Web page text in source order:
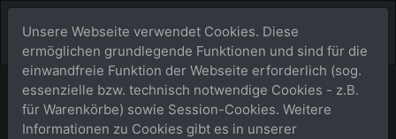
Unsere Webseite verwendet Cookies. Diese
ermöglichen grundlegende Funktionen und sind für die
einwandfreie Funktion der Webseite erforderlich (sog.
essenzielle bzw. technisch notwendige Cookies - z.B.
für Warenkörbe) sowie Session-Cookies. Weitere
Informationen zu Cookies gibt es in unserer